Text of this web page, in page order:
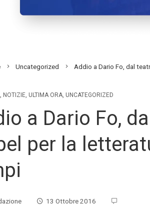
Uncategorized Addio a Dario Fo, dal
, NOTIZIE, ULTIMA ORA, UNCATEGORIZED
a Dario Fo,
per la
13 Ottobre 2016